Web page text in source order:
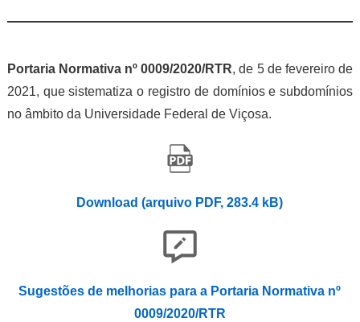
Portaria Normativa nº 0009/2020/RTR, de 5 de fevereiro de
2021, que sistematiza o registro de domínios e subdomínios
no âmbito da Universidade Federal de Viçosa.
Download (arquivo PDF, 283.4 kB)
Sugestões de melhorias para a Portaria Normativa nº
0009/2020/RTR